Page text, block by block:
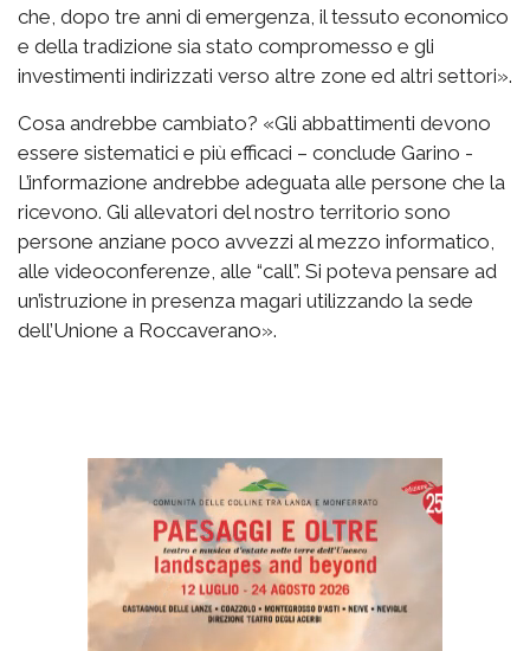
che, dopo tre anni di emergenza, il tessuto economico
e della tradizione sia stato compromesso e gli
investimenti indirizzati verso altre zone ed altri settori».
Cosa andrebbe cambiato? «Gli abbattimenti devono
essere sistematici e più efficaci – conclude Garino -
L’informazione andrebbe adeguata alle persone che la
ricevono. Gli allevatori del nostro territorio sono
persone anziane poco avvezzi al mezzo informatico,
alle videoconferenze, alle “call”. Si poteva pensare ad
un’istruzione in presenza magari utilizzando la sede
dell’Unione a Roccaverano».